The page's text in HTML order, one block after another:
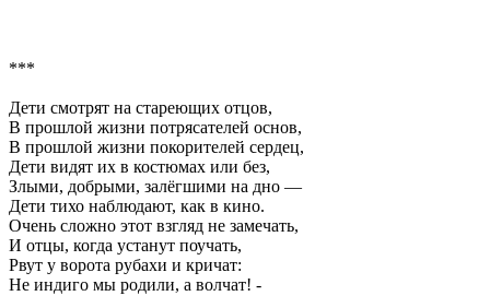
***
Дети смотрят на стареющих отцов,
В прошлой жизни потрясателей основ,
В прошлой жизни покорителей сердец,
Дети видят их в костюмах или без,
Злыми, добрыми, залёгшими на дно —
Дети тихо наблюдают, как в кино.
Очень сложно этот взгляд не замечать,
И отцы, когда устанут поучать,
Рвут у ворота рубахи и кричат:
Не индиго мы родили, а волчат! -